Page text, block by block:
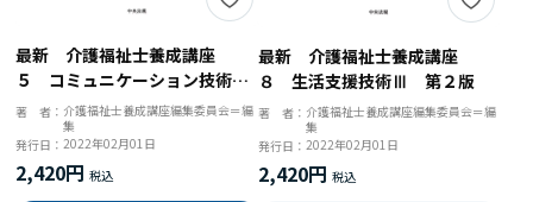
最新 介護福祉士養成講座
５ コミュニケーション技術
第２版
著 者： 介護福祉士養成講座編集委員会＝編
集
発行日：2022年02月01日
2,420円
最新 介護福祉士養成講座
８ 生活支援技術Ⅲ 第２版
著 者： 介護福祉士養成講座編集委員会＝編
集
発行日： 2022年02月01日
2,420円